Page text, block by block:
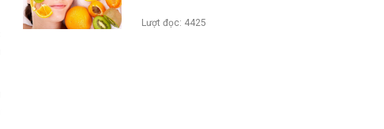
Lượt đọc: 4425